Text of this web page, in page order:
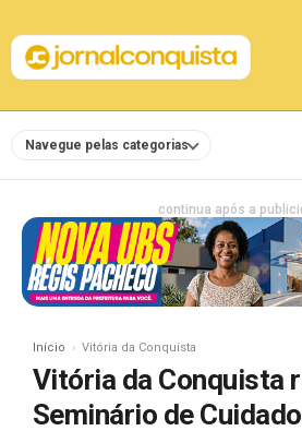
Navegue pelas categorias
continua após a
Início Vitória da Conquista
Vitória da Conquista
Seminário de